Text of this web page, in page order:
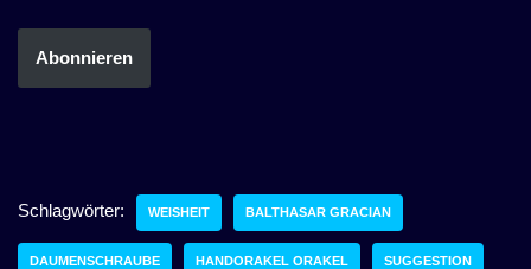
Abonnieren
Schlagwörter: WEISHEIT BALTHASAR GRACIAN
DAUMENSCHRAUBE HANDORAKEL ORAKEL SUGGESTION